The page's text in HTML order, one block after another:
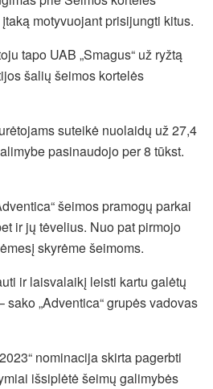
motyvuojant prisijungti kitus.
tapo UAB „Smagus“ už ryžtą
šalių šeimos kortelės
suteikė nuolaidų už 27,4
pasinaudojo per 8 tūkst.
šeimos pramogų parkai
ir jų tėvelius. Nuo pat pirmojo
skyrėme šeimoms.
ir laisvalaikį leisti kartu galėtų
sako „Adventica“ grupės vadovas
nominacija skirta pagerbti
išsiplėtė šeimų galimybės